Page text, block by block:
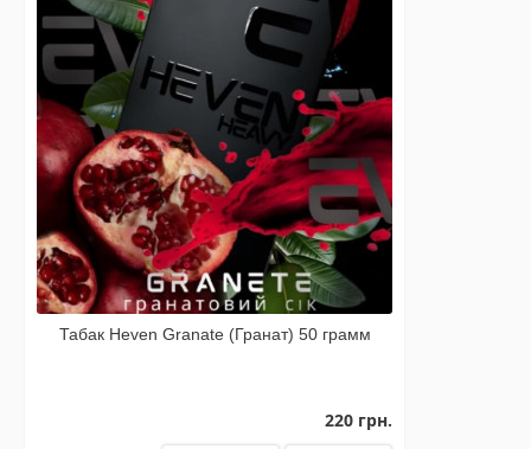
Табак Heven Granate (Гранат) 50 грамм
220 грн.